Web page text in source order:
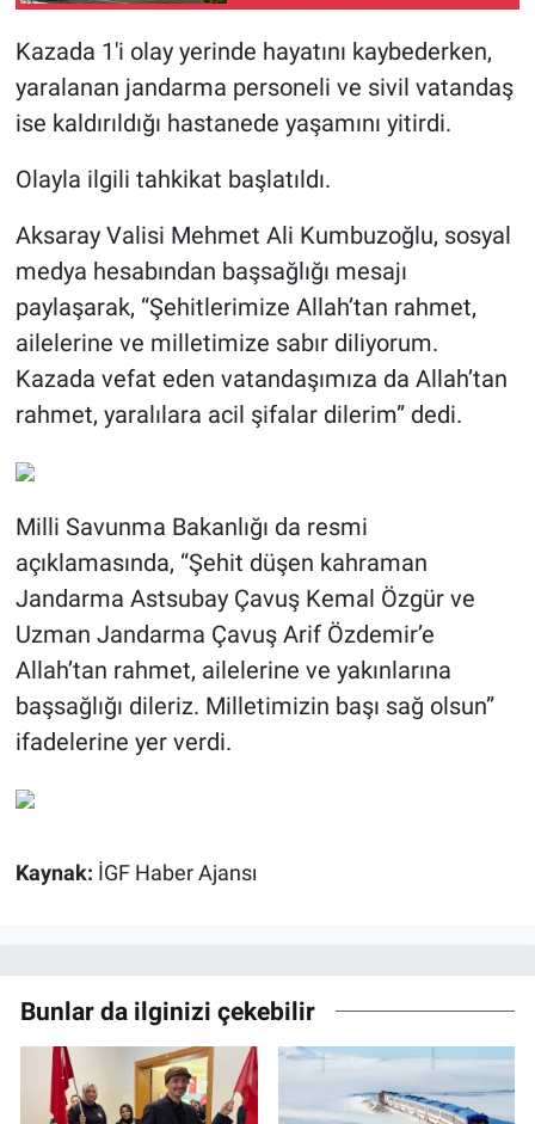
Kazada 1'i olay yerinde hayatını kaybederken,
yaralanan jandarma personeli ve sivil vatandaş
ise kaldırıldığı hastanede yaşamını yitirdi.
Olayla ilgili tahkikat başlatıldı.
Aksaray Valisi Mehmet Ali Kumbuzoğlu, sosyal
medya hesabından başsağlığı mesajı
paylaşarak, “Şehitlerimize Allah’tan rahmet,
ailelerine ve milletimize sabır diliyorum.
Kazada vefat eden vatandaşımıza da Allah’tan
rahmet, yaralılara acil şifalar dilerim” dedi.
Milli Savunma Bakanlığı da resmi
açıklamasında, “Şehit düşen kahraman
Jandarma Astsubay Çavuş Kemal Özgür ve
Uzman Jandarma Çavuş Arif Özdemir’e
Allah’tan rahmet, ailelerine ve yakınlarına
başsağlığı dileriz. Milletimizin başı sağ olsun”
ifadelerine yer verdi.
Kaynak: İGF Haber Ajansı
Bunlar da ilginizi çekebilir